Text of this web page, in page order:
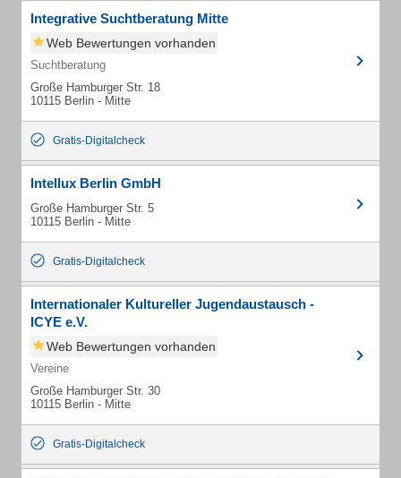
Integrative Suchtberatung Mitte
Web Bewertungen vorhanden
Suchtberatung
Große Hamburger Str. 18
10115 Berlin - Mitte
Gratis-Digitalcheck
Intellux Berlin GmbH
Große Hamburger Str. 5
10115 Berlin - Mitte
Gratis-Digitalcheck
Internationaler Kultureller Jugendaustausch -
ICYE e.V.
Web Bewertungen vorhanden
Vereine
Große Hamburger Str. 30
10115 Berlin - Mitte
Gratis-Digitalcheck